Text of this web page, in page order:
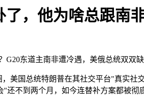
，他为啥总跟南
G20东道主南非遭冷遇，美俄总统双双
美国总统特朗普在其社交平台"真实
还不到两个月，如今连替补方案都被